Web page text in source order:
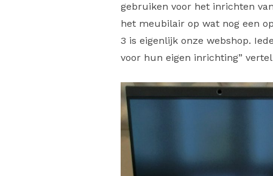
gebruiken voor het inrichten
het meubilair op wat nog een
3 is eigenlijk onze webshop.
voor hun eigen inrichting”